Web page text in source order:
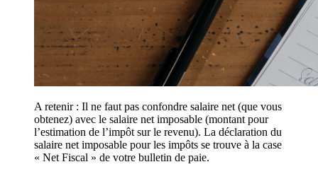
A retenir : Il ne faut pas confondre salaire net (que vous
obtenez) avec le salaire net imposable (montant pour
l’estimation de l’impôt sur le revenu). La déclaration du
salaire net imposable pour les impôts se trouve à la case
« Net Fiscal » de votre bulletin de paie.